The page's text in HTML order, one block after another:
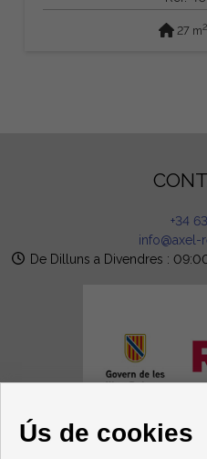
27 m2
+34
info@axel-
De Dilluns a Divendres :
Ús de cookies